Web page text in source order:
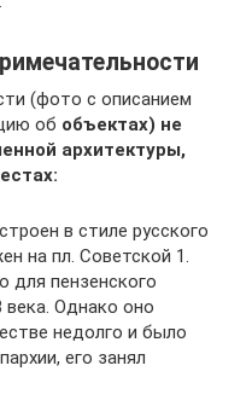
(фото с описанием
об объектах) не
архитектуры,
в стиле русского
на пл. Советской 1.
для пензенского
века. Однако оно
недолго и было
его занял